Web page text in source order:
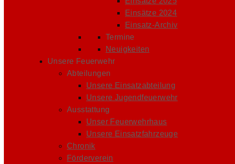
Einsätze 2024
Einsatz-Archiv
Termine
Neuigkeiten
Unsere Feuerwehr
Abteilungen
Unsere Einsatzabteilung
Unsere Jugendfeuerwehr
Ausstattung
Unser Feuerwehrhaus
Unsere Einsatzfahrzeuge
Chronik
Förderverein